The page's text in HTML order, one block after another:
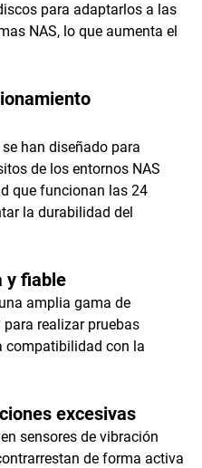
para adaptarlos a las
NAS, lo que aumenta el
han diseñado para
de los entornos NAS
que funcionan las 24
la durabilidad del
y fiable
amplia gama de
para realizar pruebas
compatibilidad con la
excesivas
sensores de vibración
de forma activa